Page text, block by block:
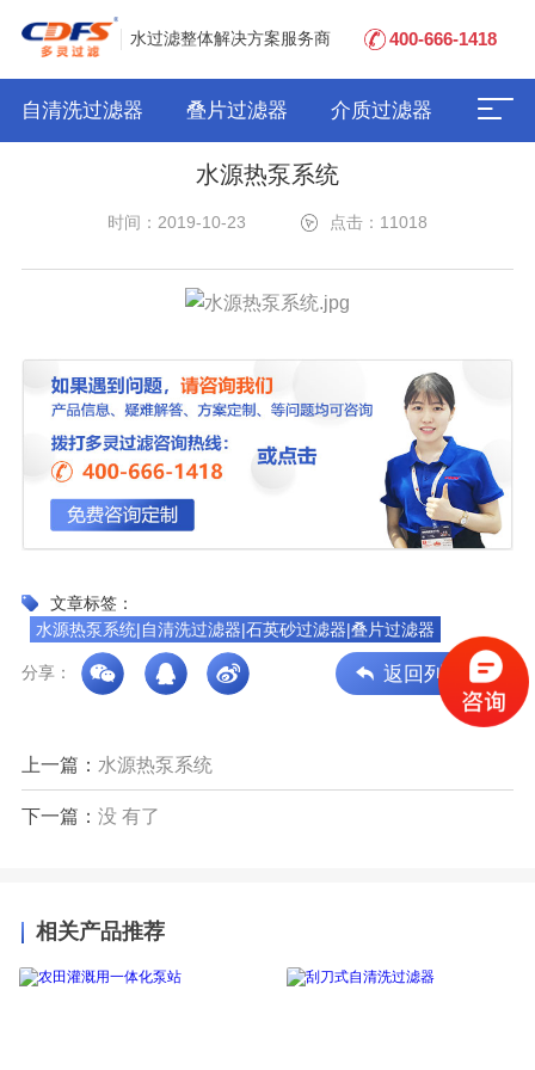
水过滤整体解决方案服务商 400-666-1418
自清洗过滤器 叠片过滤器 介质过滤器
水源热泵系统
时间：2019-10-23 点击：11018
文章标签：
水源热泵系统|自清洗过滤器|石英砂过滤器|叠片过滤器
分享： 返回列表
上一篇： 水源热泵系统
下一篇： 没 有了
相关产品推荐